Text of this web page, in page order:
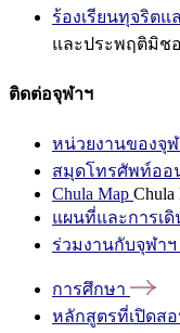
ร้องเรียนทุจริต
และประพฤติมิช
ติดต่อจุฬาฯ
หน่วยงานของจุฬ
สมุดโทรศัพท์ออ
Chula Map Chula
แผนที่และการเดิ
ร่วมงานกับจุฬาฯ
การศึกษา
หลักสูตรที่เปิดส